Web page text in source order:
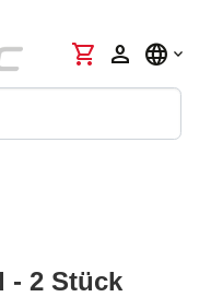
shopping_cart person language
- 2 Stück